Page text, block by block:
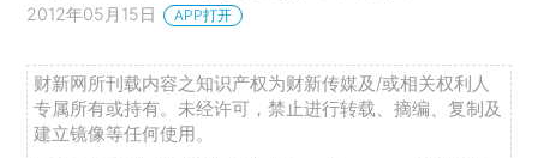
2012年05月15日 APP打开
财新网所刊载内容之知识产权为财新传媒及/或相关权利人
专属所有或持有。未经许可，禁止进行转载、摘编、复制及
建立镜像等任何使用。